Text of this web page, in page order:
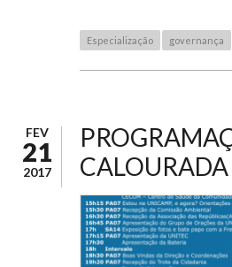
Especialização governança
FEV
21
2017